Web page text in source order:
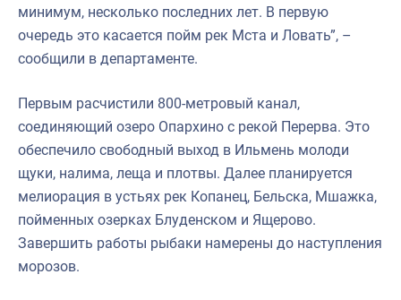
минимум, несколько последних лет. В первую
очередь это касается пойм рек Мста и Ловать”, –
сообщили в департаменте.
Первым расчистили 800-метровый канал,
соединяющий озеро Опархино с рекой Перерва. Это
обеспечило свободный выход в Ильмень молоди
щуки, налима, леща и плотвы. Далее планируется
мелиорация в устьях рек Копанец, Бельска, Мшажка,
пойменных озерках Блуденском и Ящерово.
Завершить работы рыбаки намерены до наступления
морозов.